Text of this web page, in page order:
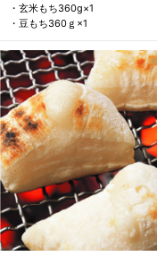
・玄米もち360g×1
・豆もち360ｇ×1